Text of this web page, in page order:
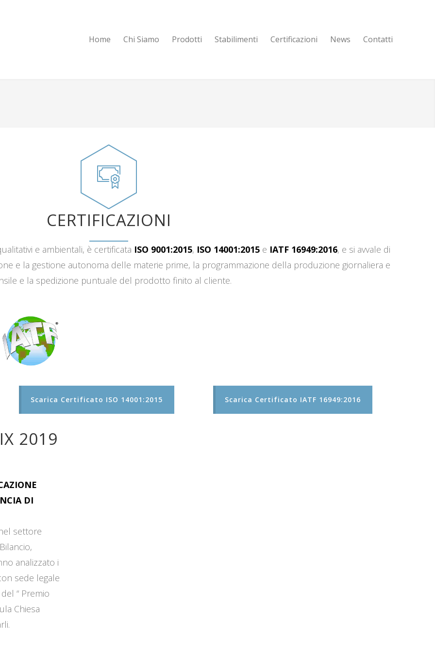
Home Chi Siamo Prodotti Stabilimenti Certificazioni News Contatti
CERTIFICAZIONI
e ambientali, è certificata ISO 9001:2015, ISO 14001:2015 e IATF 16949:2016, e si avvale di
e la gestione autonoma delle materie prime, la programmazione della produzione giornaliera e
e la spedizione puntuale del prodotto finito al cliente.
Scarica Certificato ISO 14001:2015 Scarica Certificato IATF 16949:2016
2019
DI
settore
analizzato i
sede legale
“ Premio
Chiesa